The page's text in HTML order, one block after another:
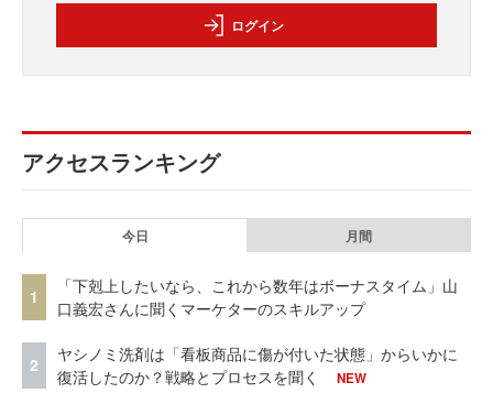
ログイン
アクセスランキング
今日 月間
1
「下剋上したいなら、これから数年はボーナスタイム」山
口義宏さんに聞くマーケターのスキルアップ
2
ヤシノミ洗剤は「看板商品に傷が付いた状態」からいかに
復活したのか？戦略とプロセスを聞く
NEW